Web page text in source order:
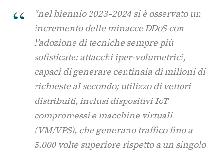
“nel biennio 2023–2024 si è osservato un
incremento delle minacce DDoS con
l’adozione di tecniche sempre più
sofisticate: attacchi iper-volumetrici,
capaci di generare centinaia di milioni di
richieste al secondo; utilizzo di vettori
distribuiti, inclusi dispositivi IoT
compromessi e macchine virtuali
(VM/VPS), che generano traffico fino a
5.000 volte superiore rispetto a un singolo